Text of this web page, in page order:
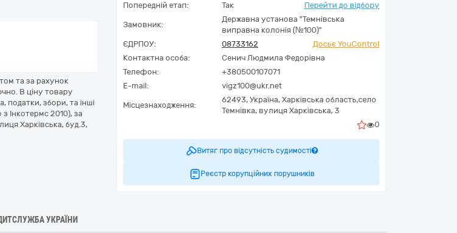
та за рахунок
В ціну товару
податки, збори, та інші
Інкотермс 2010), за
Харківська, буд.3,
Попередній етап:
Так Перейти до відбору
Замовник:
Державна установа "Темнівська
виправна колонія (№100)"
ЄДРПОУ:
08733162
Досьє YouControl
Контактна особа:
Сенич Людмила Федорівна
Телефон:
+380500107071
E-mail:
vigz100@ukr.net
Місцезнаходження:
62493, Україна, Харківська область,село
Темнівка, вулиця Харківська, 3
0
Витяг про відсутність судимості
Реєстр корупційних порушників
УКРАЇНИ